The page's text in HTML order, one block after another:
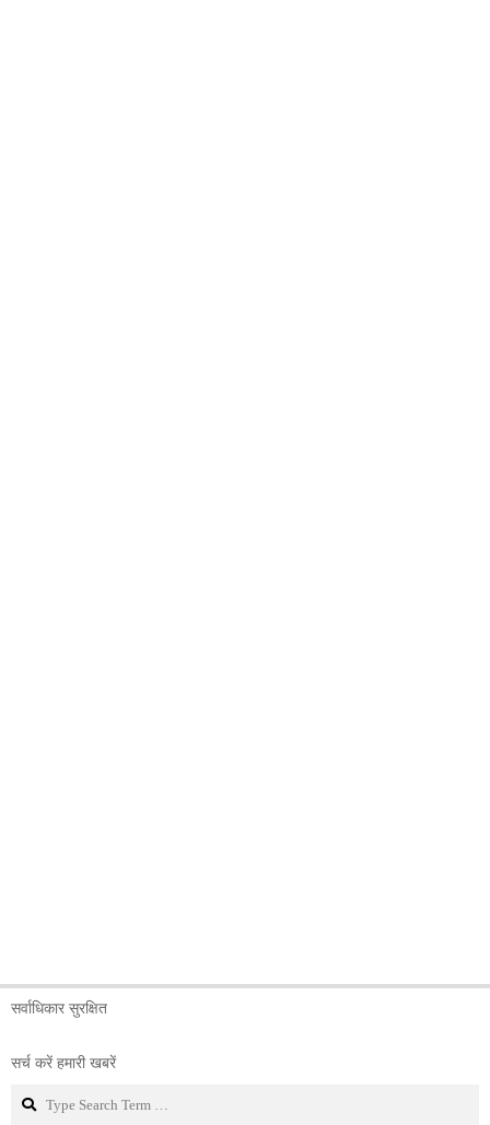
सर्वाधिकार सुरक्षित
सर्च करें हमारी खबरें